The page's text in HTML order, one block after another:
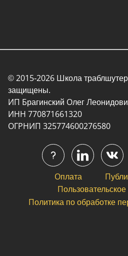
© 2015-2026 Школа
защищены.
ИП Брагинский Олег
ИНН 770871661320
ОГРНИП 325774600276580
Оплата
Политика по обработке